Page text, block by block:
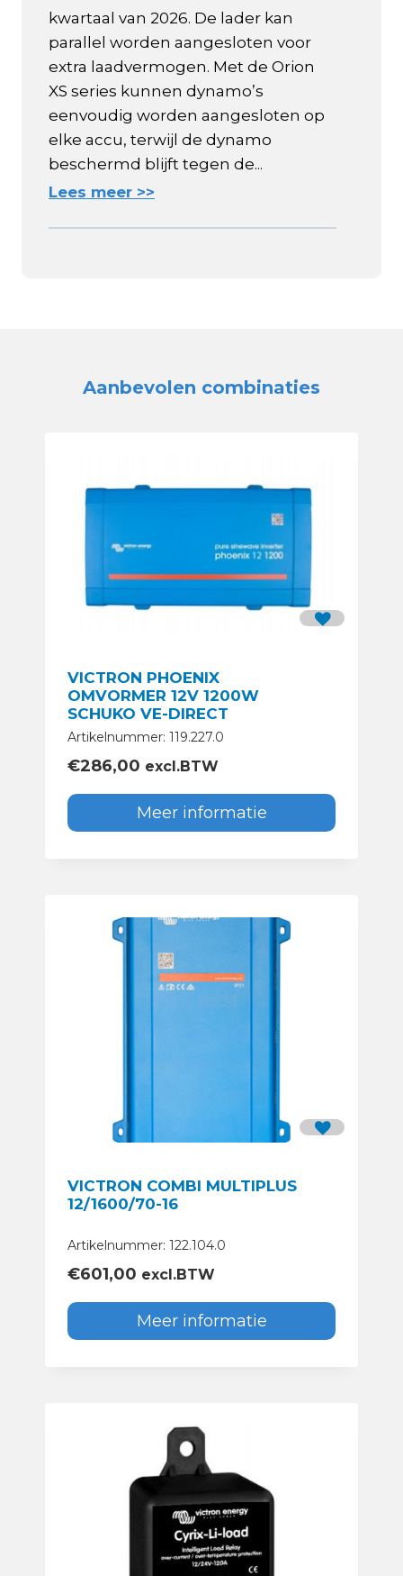
kwartaal van 2026. De lader kan
parallel worden aangesloten voor
extra laadvermogen. Met de Orion
XS series kunnen dynamo’s
eenvoudig worden aangesloten op
elke accu, terwijl de dynamo
beschermd blijft tegen de...
Lees meer >>
Aanbevolen combinaties
VICTRON PHOENIX
OMVORMER 12V 1200W
SCHUKO VE-DIRECT
Artikelnummer: 119.227.0
€286,00 excl.BTW
Meer informatie
VICTRON COMBI MULTIPLUS
12/1600/70-16
Artikelnummer: 122.104.0
€601,00 excl.BTW
Meer informatie